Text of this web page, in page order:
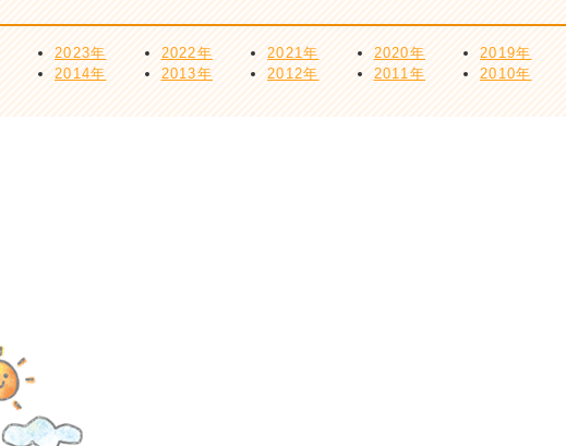
2023年 2022年 2021年 2020年 2019年
2014年 2013年 2012年 2011年 2010年